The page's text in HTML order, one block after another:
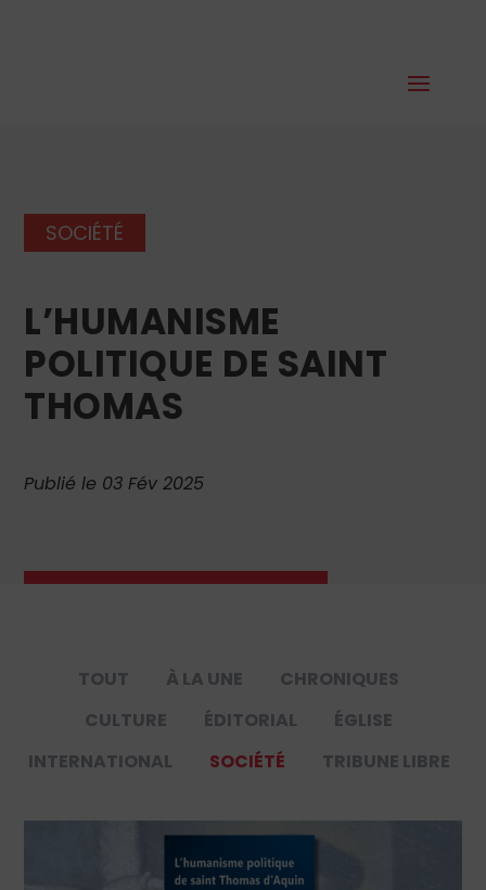
SOCIÉTÉ
L’HUMANISME
POLITIQUE DE SAINT
THOMAS
Publié le 03 Fév 2025
TOUT À LA UNE
CHRONIQUES
CULTURE
ÉDITORIAL
ÉGLISE
INTERNATIONAL
SOCIÉTÉ TRIBUNE LIBRE